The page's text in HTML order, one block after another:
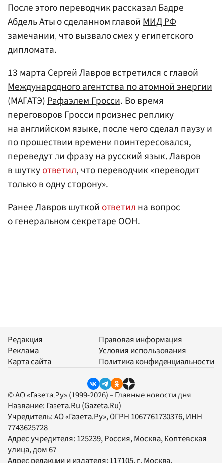
После этого переводчик рассказал Бадре
Абдель Аты о сделанном главойМИД РФ
замечании, что вызвало смех у египетского
дипломата.
13 марта Сергей Лавров встретился с главой
Международного агентства по атомной энергии
(МАГАТЭ)Рафаэлем Гросси. Во время
переговоров Гросси произнес реплику
на английском языке, после чего сделал паузу и
по прошествии времени поинтересовался,
переведут ли фразу на русский язык. Лавров
в шуткуответил, что переводчик «переводит
только в одну сторону».
Ранее Лавров шуткойответилна вопрос
о генеральном секретаре ООН.
Редакция
Реклама
Карта сайта
Правовая информация
Условия использования
Политика конфиденциальности
© АО «Газета.Ру» (1999-2026) – Главные новости дня
Название: Газета.Ru (Gazeta.Ru)
Учредитель:АО «Газета.Ру», ОГРН 1067761730376, ИНН
7743625728
Адрес учредителя: 125239, Россия, Москва, Коптевская
улица, дом 67
Адрес редакции и издателя: 117105, г. Москва,